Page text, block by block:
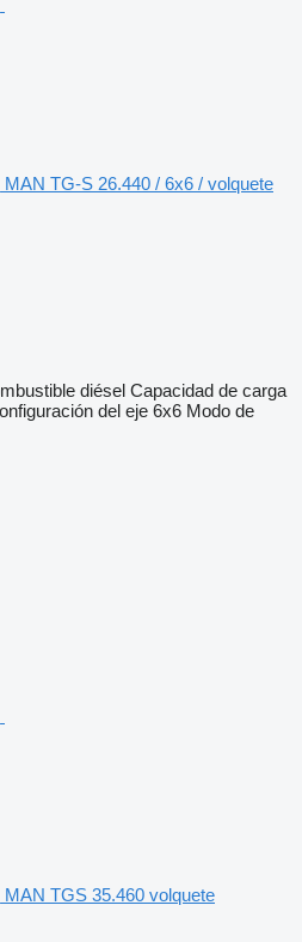
MAN TG-S 26.440 / 6x6 / volquete
diésel Capacidad de carga
del eje 6x6 Modo de
MAN TGS 35.460 volquete